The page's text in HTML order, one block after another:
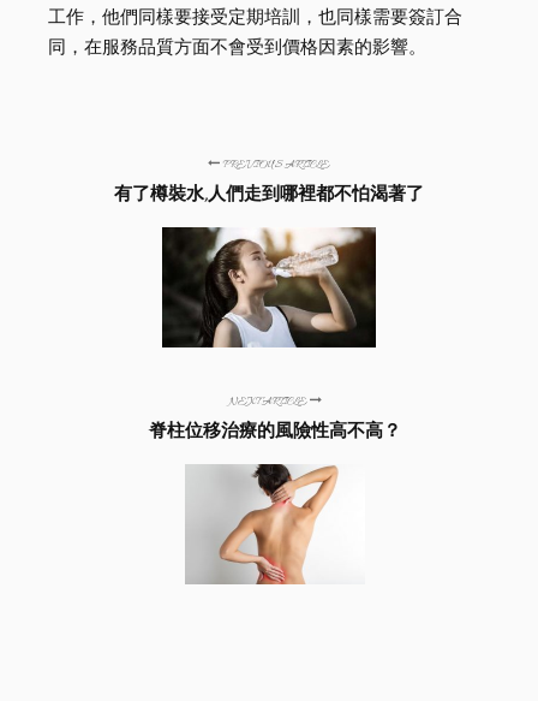
工作，他們同樣要接受定期培訓，也同樣需要簽訂合
同，在服務品質方面不會受到價格因素的影響。
PREVIOUS ARTICLE
有了樽裝水,人們走到哪裡都不怕渴著了
NEXT ARTICLE
脊柱位移治療的風險性高不高？